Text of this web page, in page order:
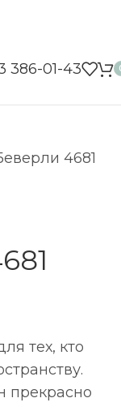
386-01-43
4681
тех, кто
прекрасно